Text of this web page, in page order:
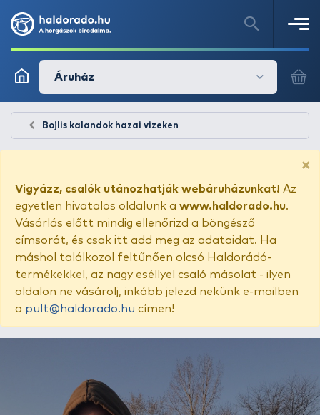
Áruház
Bojlis kalandok hazai vizeken
×
Vigyázz, csalók utánozhatják webáruházunkat! Az
egyetlen hivatalos oldalunk a www.haldorado.hu.
Vásárlás előtt mindig ellenőrizd a böngésző
címsorát, és csak itt add meg az adataidat. Ha
máshol találkozol feltűnően olcsó Haldorádó-
termékekkel, az nagy eséllyel csaló másolat - ilyen
oldalon ne vásárolj, inkább jelezd nekünk e-mailben
a pult@haldorado.hu címen!